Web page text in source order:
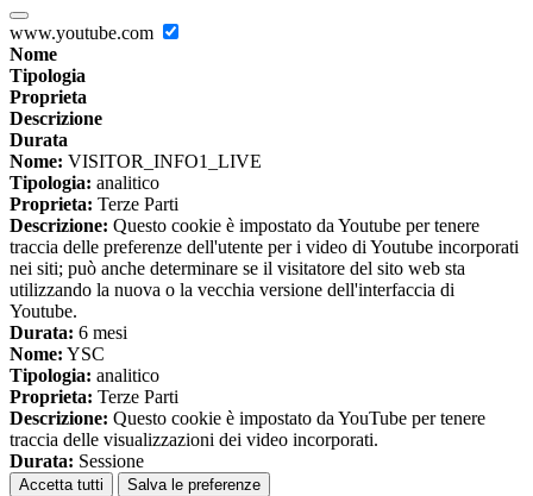
www.youtube.com
Nome
Tipologia
Proprieta
Descrizione
Durata
Nome: VISITOR_INFO1_LIVE
Tipologia: analitico
Proprieta: Terze Parti
Descrizione: Questo cookie è impostato da Youtube per tenere
traccia delle preferenze dell'utente per i video di Youtube incorporati
nei siti; può anche determinare se il visitatore del sito web sta
utilizzando la nuova o la vecchia versione dell'interfaccia di
Youtube.
Durata: 6 mesi
Nome: YSC
Tipologia: analitico
Proprieta: Terze Parti
Descrizione: Questo cookie è impostato da YouTube per tenere
traccia delle visualizzazioni dei video incorporati.
Durata: Sessione
Accetta tutti Salva le preferenze